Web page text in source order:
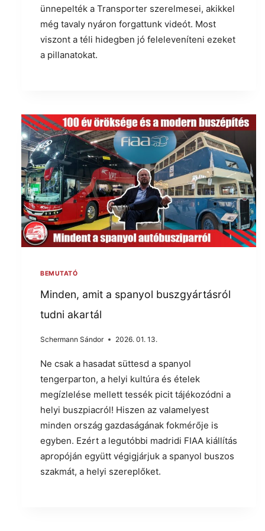
ünnepelték a Transporter szerelmesei, akikkel
még tavaly nyáron forgattunk videót. Most
viszont a téli hidegben jó feleleveníteni ezeket
a pillanatokat.
BEMUTATÓ
Minden, amit a spanyol buszgyártásról
tudni akartál
Schermann Sándor 2026. 01. 13.
Ne csak a hasadat süttesd a spanyol
tengerparton, a helyi kultúra és ételek
megízlelése mellett tessék picit tájékozódni a
helyi buszpiacról! Hiszen az valamelyest
minden ország gazdaságának fokmérője is
egyben. Ezért a legutóbbi madridi FIAA kiállítás
apropóján együtt végigjárjuk a spanyol buszos
szakmát, a helyi szereplőket.